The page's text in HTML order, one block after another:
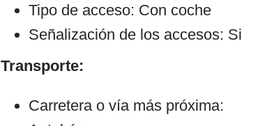
Tipo de acceso: Con coche
Señalización de los accesos: Si
Transporte:
Carretera o vía más próxima: